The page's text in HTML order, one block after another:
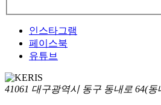
인스타그램
페이스북
유튜브
41061 대구광역시 동구 동내로 64(동